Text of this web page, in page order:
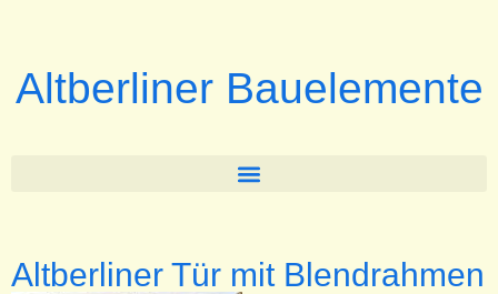
Altberliner Bauelemente
Altberliner Tür mit Blendrahmen